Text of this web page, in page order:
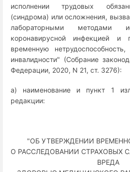
исполнении трудовых
(синдрома) или осложнения,
лабораторными методами
коронавирусной инфекцией и
временную
инвалидности" (Собрание
Федерации, 2020, N 21, ст. 3276):
а) наименование и пункт 1
редакции:
"ОБ УТВЕРЖДЕНИИ
О РАССЛЕДОВАНИИ СТРАХОВЫХ
ВРЕДА